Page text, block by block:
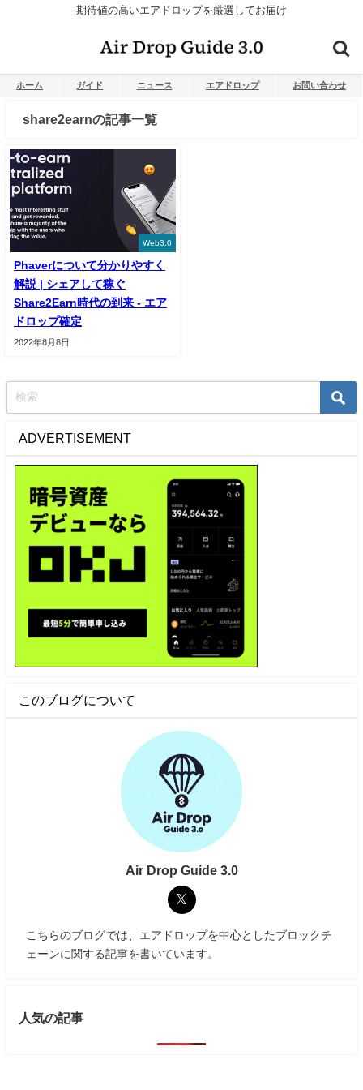
期待値の高いエアドロップを厳選してお届け
ホーム ガイド ニュース エアドロップ お問い合わせ
share2earnの記事一覧
Web3.0
Phaverについて分かりやすく
解説 | シェアして稼ぐ
Share2Earn時代の到来 - エア
ドロップ確定
2022年8月8日
ADVERTISEMENT
このブログについて
Air Drop Guide 3.0
こちらのブログでは、エアドロップを中心としたブロックチ
ェーンに関する記事を書いています。
人気の記事